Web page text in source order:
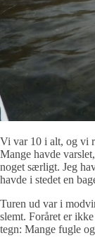
Vi var 10 i alt, og vi
Mange havde
noget særligt. Jeg
havde i stedet en
Turen ud var i
slemt. Foråret er
tegn: Mange fugle